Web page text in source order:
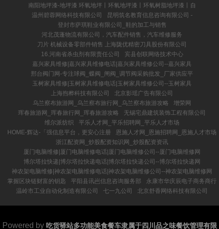
南阳地坪漆-地坪漆 环氧地坪丨环氧地坪漆丨环氧树脂地坪漆丨自
温州碧蓉网络科技有限公司
昆明筑名教育信息咨询有限公司 -
登封市萨琪鞋业有限公司_鞋的加工与销售
河北茂蓬物流有限公司，汽车配件销售，汽车维修服务
刀片 机械设备零部件销售 上海陇优精密刀具股份有限公司
16.河南省杀虫剂有限责任公司
宾县创联网络技术中心
嘉兴家具维修|嘉兴家具维修电话|嘉兴家具维修公司--嘉兴家具
邢台阀门网-专注球阀_蝶阀_闸阀_调节阀采购批发_厂家供应平
玉树家具维修|玉树家具维修电话|玉树家具维修公司--玉树家具
上海煦桦科技有限公司
北京影瑶广告有限公司
乌兰察布旅游网_乌兰察布旅行网_乌兰察布旅游攻略
增荣网
珲春旅游网_珲春旅行网_珲春旅游攻略
无锡宅鼎建筑装饰工程有限公司
维尔派纺织
平乐人才网_平乐招聘网_平乐人才市场
HOME-辉达-「强信息平台，更安心注册
恩施人才网_恩施招聘网_恩施人才市场
浙江配资网_炒股配资知识网_炒股配资资讯
厦门电脑维修|厦门电脑维修电话|厦门电脑维修公司--厦门电脑维修网
博尔塔拉快递|博尔塔拉快递电话|博尔塔拉快递公司--博尔塔拉快递网
神农架电脑维修|神农架电脑维修电话|神农架电脑维修公司--神农架电脑维修网
掌握区块链财富的钥匙
平阳县讯岜信息咨询服务部
永康市华庆辰电子商务商行
温岭市工业自动化制造有限公司
七一九公司 北京舒香网络科技有限公司
Powered by 吃货驿站多功能美食餐车隶属于四川品之味餐饮管理有限